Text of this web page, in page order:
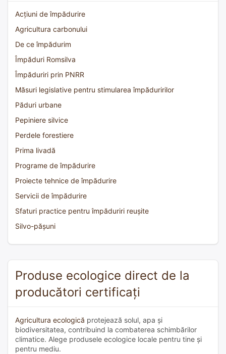
Acțiuni de împădurire
Agricultura carbonului
De ce împădurim
Împăduri Romsilva
Împăduriri prin PNRR
Măsuri legislative pentru stimularea împăduririlor
Păduri urbane
Pepiniere silvice
Perdele forestiere
Prima livadă
Programe de împădurire
Proiecte tehnice de împădurire
Servicii de împădurire
Sfaturi practice pentru împăduriri reușite
Silvo-pășuni
Produse ecologice direct de la
producători certificați
Agricultura ecologică protejează solul, apa și
biodiversitatea, contribuind la combaterea schimbărilor
climatice. Alege produsele ecologice locale pentru tine și
pentru mediu.